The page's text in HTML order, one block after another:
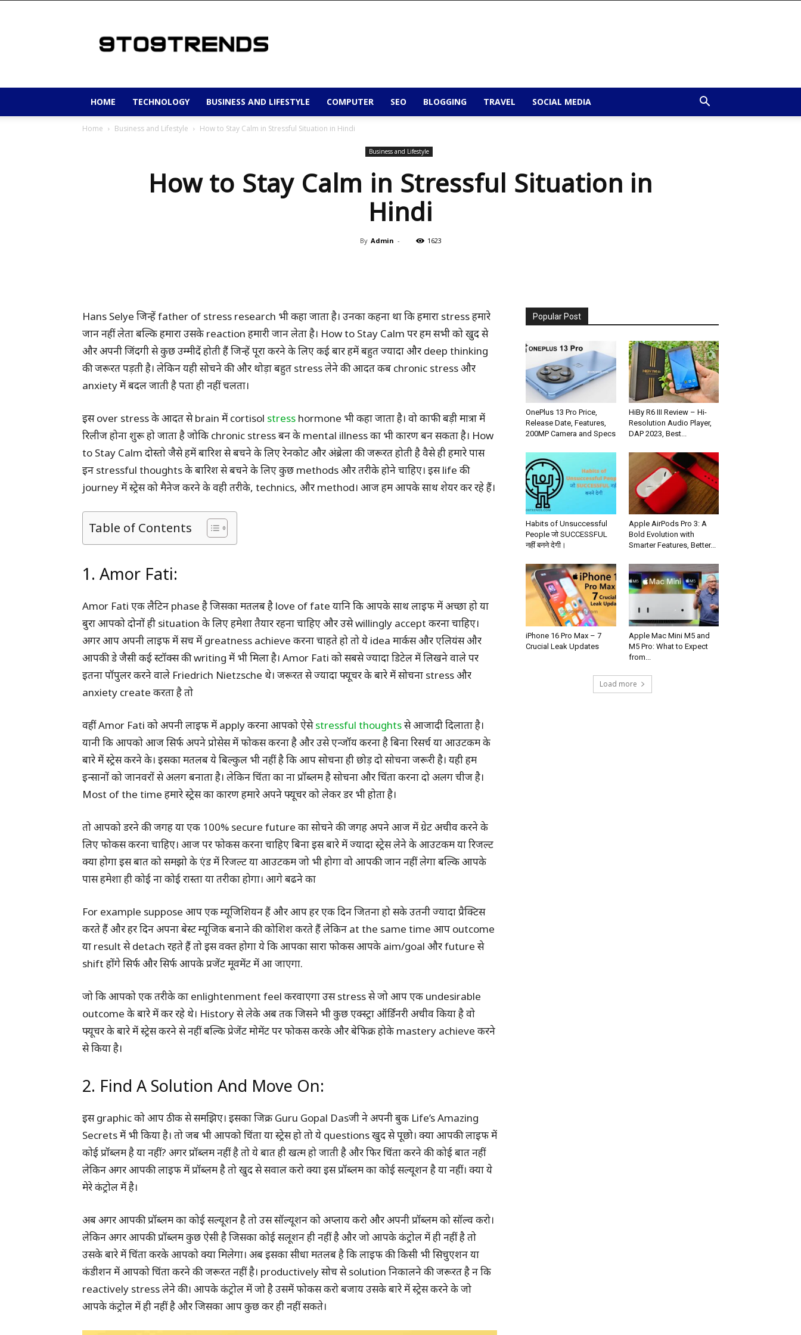
HOME TECHNOLOGY BUSINESS AND LIFESTYLE COMPUTER SEO BLOGGING TRAVEL SOCIAL MEDIA
Home Business and Lifestyle How to Stay Calm in Stressful Situation in Hindi
Business and Lifestyle
How to Stay Calm in Stressful Situation in
Hindi
By Admin - 1623
Hans Selye जिन्हें father of stress research भी कहा जाता है। उनका कहना था कि हमारा stress हमारे
जान नहीं लेता बल्कि हमारा उसके reaction हमारी जान लेता है। How to Stay Calm पर हम सभी को खुद से
और अपनी जिंदगी से कुछ उम्मीदें होती हैं जिन्हें पूरा करने के लिए कई बार हमें बहुत ज्यादा और deep thinking
की जरूरत पड़ती है। लेकिन यही सोचने की और थोड़ा बहुत stress लेने की आदत कब chronic stress और
anxiety में बदल जाती है पता ही नहीं चलता।
इस over stress के आदत से brain में cortisol stress hormone भी कहा जाता है। वो काफी बड़ी मात्रा में
रिलीज होना शुरू हो जाता है जोकि chronic stress बन के mental illness का भी कारण बन सकता है। How
to Stay Calm दोस्तो जैसे हमें बारिश से बचने के लिए रेनकोट और अंब्रेला की जरूरत होती है वैसे ही हमारे पास
इन stressful thoughts के बारिश से बचने के लिए कुछ methods और तरीके होने चाहिए। इस life की
journey में स्ट्रेस को मैनेज करने के वही तरीके, technics, और method। आज हम आपके साथ शेयर कर रहे हैं।
Table of Contents
1. Amor Fati:
Amor Fati एक लैटिन phase है जिसका मतलब है love of fate यानि कि आपके साथ लाइफ में अच्छा हो या
बुरा आपको दोनों ही situation के लिए हमेशा तैयार रहना चाहिए और उसे willingly accept करना चाहिए।
अगर आप अपनी लाइफ में सच में greatness achieve करना चाहते हो तो ये idea मार्कस और एलियंस और
आपकी डे जैसी कई स्टॉक्स की writing में भी मिला है। Amor Fati को सबसे ज्यादा डिटेल में लिखने वाले पर
इतना पॉपुलर करने वाले Friedrich Nietzsche थे। जरूरत से ज्यादा फ्यूचर के बारे में सोचना stress और
anxiety create करता है तो
वहीं Amor Fati को अपनी लाइफ में apply करना आपको ऐसेstressful thoughtsसे आजादी दिलाता है।
यानी कि आपको आज सिर्फ अपने प्रोसेस में फोकस करना है और उसे एन्जॉय करना है बिना रिसर्च या आउटकम के
बारे में स्ट्रेस करने के। इसका मतलब ये बिल्कुल भी नहीं है कि आप सोचना ही छोड़ दो सोचना जरूरी है। यही हम
इन्सानों को जानवरों से अलग बनाता है। लेकिन चिंता का ना प्रॉब्लम है सोचना और चिंता करना दो अलग चीज है।
Most of the time हमारे स्ट्रेस का कारण हमारे अपने फ्यूचर को लेकर डर भी होता है।
तो आपको डरने की जगह या एक 100% secure future का सोचने की जगह अपने आज में ग्रेट अचीव करने के
लिए फोकस करना चाहिए। आज पर फोकस करना चाहिए बिना इस बारे में ज्यादा स्ट्रेस लेने के आउटकम या रिजल्ट
क्या होगा इस बात को समझो के एंड में रिजल्ट या आउटकम जो भी होगा वो आपकी जान नहीं लेगा बल्कि आपके
पास हमेशा ही कोई ना कोई रास्ता या तरीका होगा। आगे बढने का
For example suppose आप एक म्यूजिशियन हैं और आप हर एक दिन जितना हो सके उतनी ज्यादा प्रैक्टिस
करते हैं और हर दिन अपना बेस्ट म्यूजिक बनाने की कोशिश करते हैं लेकिन at the same time आप outcome
या result से detach रहते हैं तो इस वक्त होगा ये कि आपका सारा फोकस आपके aim/goal और future से
shift होंगे सिर्फ और सिर्फ आपके प्रजेंट मूवमेंट में आ जाएगा.
जो कि आपको एक तरीके का enlightenment feel करवाएगा उस stress से जो आप एक undesirable
outcome के बारे में कर रहे थे। History से लेके अब तक जिसने भी कुछ एक्स्ट्रा ऑर्डिनरी अचीव किया है वो
फ्यूचर के बारे में स्‍ट्रेस करने से नहीं बल्कि प्रेजेंट मोमेंट पर फोकस करके और बेफिक्र होके mastery achieve करने
से किया है।
2. Find A Solution And Move On:
इस graphic को आप ठीक से समझिए। इसका जिक्र Guru Gopal Dasजी ने अपनी बुक Life’s Amazing
Secrets में भी किया है। तो जब भी आपको चिंता या स्ट्रेस हो तो ये questions खुद से पूछो। क्या आपकी लाइफ में
कोई प्रॉब्लम है या नहीं? अगर प्रॉब्लम नहीं है तो ये बात ही खत्म हो जाती है और फिर चिंता करने की कोई बात नहीं
लेकिन अगर आपकी लाइफ में प्रॉब्लम है तो खुद से सवाल करो क्या इस प्रॉब्लम का कोई सल्यूशन है या नहीं। क्या ये
मेरे कंट्रोल में है।
अब अगर आपकी प्रॉब्लम का कोई सल्यूशन है तो उस सॉल्यूशन को अप्लाय करो और अपनी प्रॉब्लम को सॉल्व करो।
लेकिन अगर आपकी प्रॉब्लम कुछ ऐसी है जिसका कोई सलूशन ही नहीं है और जो आपके कंट्रोल में ही नहीं है तो
उसके बारे में चिंता करके आपको क्या मिलेगा। अब इसका सीधा मतलब है कि लाइफ की किसी भी सिचुएशन या
कंडीशन में आपको चिंता करने की जरूरत नहीं है। productively सोच से solution निकालने की जरूरत है न कि
reactively stress लेने की। आपके कंट्रोल में जो है उसमें फोकस करो बजाय उसके बारे में स्ट्रेस करने के जो
आपके कंट्रोल में ही नहीं है और जिसका आप कुछ कर ही नहीं सकते।
Popular Post
OnePlus 13 Pro Price,
Release Date, Features,
200MP Camera and Specs
HiBy R6 III Review – Hi-
Resolution Audio Player,
DAP 2023, Best...
Habits of Unsuccessful
People जो SUCCESSFUL
नहीं बनने देगी।
Apple AirPods Pro 3: A
Bold Evolution with
Smarter Features, Better...
iPhone 16 Pro Max – 7
Crucial Leak Updates
Apple Mac Mini M5 and
M5 Pro: What to Expect
from...
Load more